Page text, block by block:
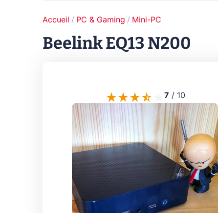
Accueil PC & Gaming Mini-PC
Beelink EQ13 N200
7 / 10